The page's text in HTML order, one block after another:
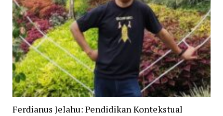
Ferdianus Jelahu: Pendidikan Kontekstual